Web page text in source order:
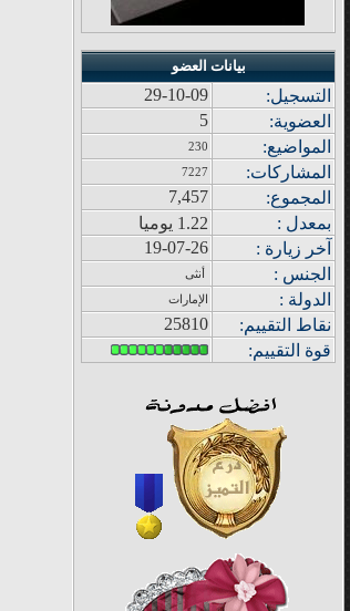
بيانات العضو
التسجيل:
29-10-09
العضوية:
5
المواضيع:
230
المشاركات:
7227
المجموع:
7,457
بمعدل :
1.22 يوميا
خر زيار ة :
19-07-26
الجنس :
أنثى
الدولة : الإمارات
نقاط التقييم:
25810
قوة التقييم: